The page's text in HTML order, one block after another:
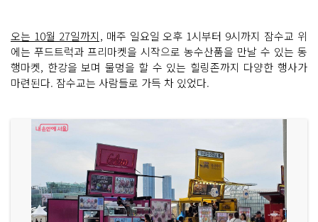
오는 10월 27일까지, 매주 일요일 오후 1시부터 9시까지 잠수교 위
에는 푸드트럭과 프리마켓을 시작으로 농수산품을 만날 수 있는 동
행마켓, 한강을 보며 물멍을 할 수 있는 힐링존까지 다양한 행사가
마련된다. 잠수교는 사람들로 가득 차 있었다.